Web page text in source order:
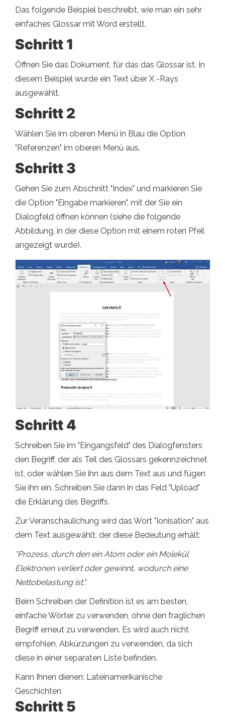
Das folgende Beispiel beschreibt, wie man ein sehr
einfaches Glossar mit Word erstellt.
Schritt 1
Öffnen Sie das Dokument, für das das Glossar ist. In
diesem Beispiel wurde ein Text über X -Rays
ausgewählt.
Schritt 2
Wählen Sie im oberen Menü in Blau die Option
"Referenzen" im oberen Menü aus.
Schritt 3
Gehen Sie zum Abschnitt "Index" und markieren Sie
die Option "Eingabe markieren", mit der Sie ein
Dialogfeld öffnen können (siehe die folgende
Abbildung, in der diese Option mit einem roten Pfeil
angezeigt wurde).
Schritt 4
Schreiben Sie im "Eingangsfeld" des Dialogfensters
den Begriff, der als Teil des Glossars gekennzeichnet
ist, oder wählen Sie ihn aus dem Text aus und fügen
Sie ihn ein. Schreiben Sie dann in das Feld "Upload"
die Erklärung des Begriffs.
Zur Veranschaulichung wird das Wort "Ionisation" aus
dem Text ausgewählt, der diese Bedeutung erhält:
"Prozess, durch den ein Atom oder ein Molekül
Elektronen verliert oder gewinnt, wodurch eine
Nettobelastung ist.".
Beim Schreiben der Definition ist es am besten,
einfache Wörter zu verwenden, ohne den fraglichen
Begriff erneut zu verwenden. Es wird auch nicht
empfohlen, Abkürzungen zu verwenden, da sich
diese in einer separaten Liste befinden.
Kann Ihnen dienen: Lateinamerikanische
Geschichten
Schritt 5